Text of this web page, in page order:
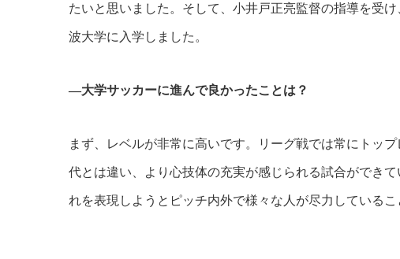
たいと思いました。そして、小井戸正亮監督の指導を受
波大学に入学しました。
―大学サッカーに進んで良かったことは？
まず、レベルが非常に高いです。リーグ戦では常にトッ
代とは違い、より心技体の充実が感じられる試合ができ
れを表現しようとピッチ内外で様々な人が尽力しているこ